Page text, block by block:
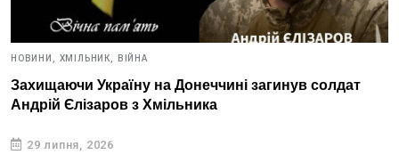
НОВИНИ, ХМІЛЬНИК, ВІЙНА
Захищаючи Україну на Донеччині загинув солдат
Андрій Єлізаров з Хмільника
29 липня, 2026